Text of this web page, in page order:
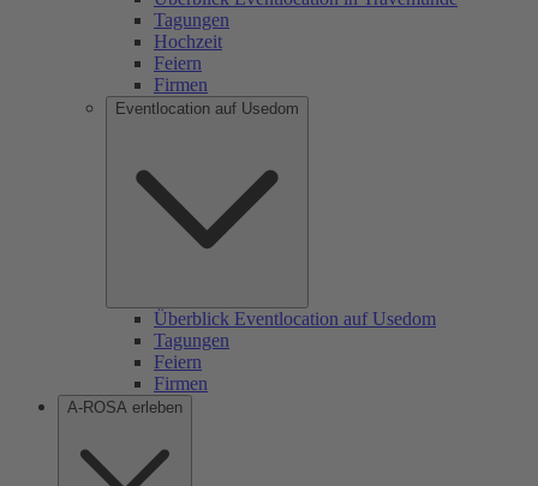
Tagungen
Hochzeit
Feiern
Firmen
Eventlocation auf Usedom
Überblick Eventlocation auf Usedom
Tagungen
Feiern
Firmen
A-ROSA erleben